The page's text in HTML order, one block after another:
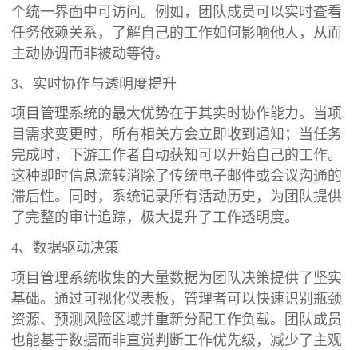
个统一界面中可访问。例如，团队成员可以实时查看
任务依赖关系，了解自己的工作如何影响他人，从而
主动协调而非被动等待。
3、实时协作与透明度提升
项目管理系统的最大优势在于其实时协作能力。当项
目需求变更时，所有相关方会立即收到通知；当任务
完成时，下游工作者自动获知可以开始自己的工作。
这种即时信息流转消除了传统电子邮件或会议沟通的
滞后性。同时，系统记录所有活动历史，为团队提供
了完整的审计追踪，极大提升了工作透明度。
4、数据驱动决策
项目管理系统收集的大量数据为团队决策提供了坚实
基础。通过可视化仪表板，管理者可以快速识别瓶颈
资源、预测风险区域并重新分配工作负载。团队成员
也能基于数据而非直觉判断工作优先级，减少了主观